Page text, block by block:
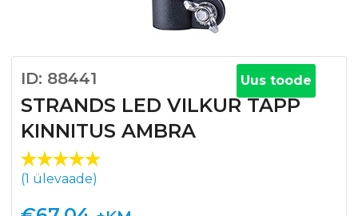
ID: 88441
STRANDS LED VILKUR TAPP
KINNITUS AMBRA
Uus toode
Hinnatud
5.00
1
kliendi
(1 ülevaade)